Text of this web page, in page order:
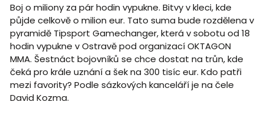
Boj o miliony za pár hodin vypukne. Bitvy v kleci, kde
půjde celkově o milion eur. Tato suma bude rozdělena v
pyramidě Tipsport Gamechanger, která v sobotu od 18
hodin vypukne v Ostravě pod organizací OKTAGON
MMA. Šestnáct bojovníků se chce dostat na trůn, kde
čeká pro krále uznání a šek na 300 tisíc eur. Kdo patři
mezi favority? Podle sázkových kanceláří je na čele
David Kozma.